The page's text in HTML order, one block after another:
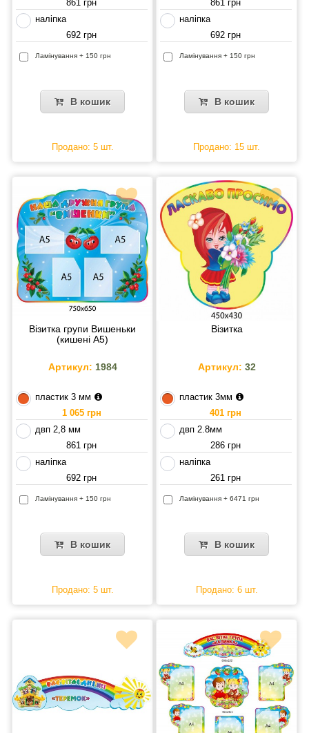
861 грн
наліпка
692 грн
Ламінування + 150 грн
В кошик
Продано: 5 шт.
861 грн
наліпка
692 грн
Ламінування + 150 грн
В кошик
Продано: 15 шт.
Візитка групи Вишеньки
(кишені А5)
Артикул: 1984
пластик 3 мм
1 065 грн
двп 2,8 мм
861 грн
наліпка
692 грн
Ламінування + 150 грн
В кошик
Продано: 5 шт.
Візитка
Артикул: 32
пластик 3мм
401 грн
двп 2.8мм
286 грн
наліпка
261 грн
Ламінування + 6471 грн
В кошик
Продано: 6 шт.